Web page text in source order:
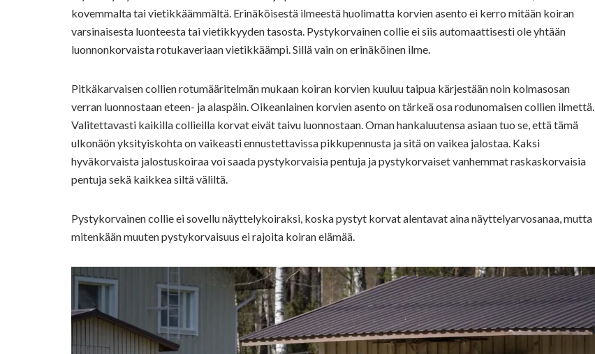
kovemmalta tai vietikkäämmältä. Erinäköisestä ilmeestä huolimatta korvien asento ei kerro mitään koiran
varsinaisesta luonteesta tai vietikkyyden tasosta. Pystykorvainen collie ei siis automaattisesti ole yhtään
luonnonkorvaista rotukaveriaan vietikkäämpi. Sillä vain on erinäköinen ilme.
Pitkäkarvaisen collien rotumääritelmän mukaan koiran korvien kuuluu taipua kärjestään noin kolmasosan
verran luonnostaan eteen- ja alaspäin. Oikeanlainen korvien asento on tärkeä osa rodunomaisen collien ilmettä.
Valitettavasti kaikilla collieilla korvat eivät taivu luonnostaan. Oman hankaluutensa asiaan tuo se, että tämä
ulkonäön yksityiskohta on vaikeasti ennustettavissa pikkupennusta ja sitä on vaikea jalostaa. Kaksi
hyväkorvaista jalostuskoiraa voi saada pystykorvaisia pentuja ja pystykorvaiset vanhemmat raskaskorvaisia
pentuja sekä kaikkea siltä väliltä.
Pystykorvainen collie ei sovellu näyttelykoiraksi, koska pystyt korvat alentavat aina näyttelyarvosanaa, mutta
mitenkään muuten pystykorvaisuus ei rajoita koiran elämää.